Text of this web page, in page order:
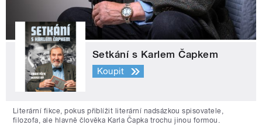
Setkání s Karlem Čapkem
Koupit
Literární fikce, pokus přiblížit literární nadsázkou spisovatele,
filozofa, ale hlavně člověka Karla Čapka trochu jinou formou.